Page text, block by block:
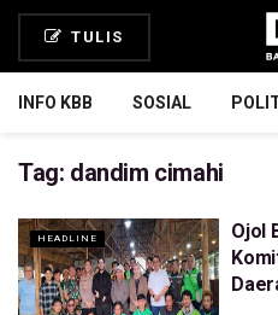
TULIS
INFO KBB SOSIAL
Tag: dandim cimahi
HEADLINE
Ojol